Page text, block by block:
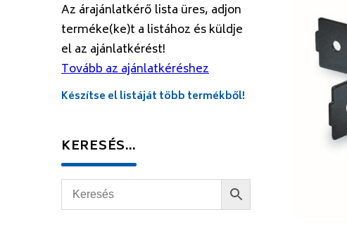
Az árajánlatkérő lista üres, adjon
terméke(ke)t a listához és küldje
el az ajánlatkérést!
Tovább az ajánlatkéréshez
Készítse el listáját több termékből!
KERESÉS…